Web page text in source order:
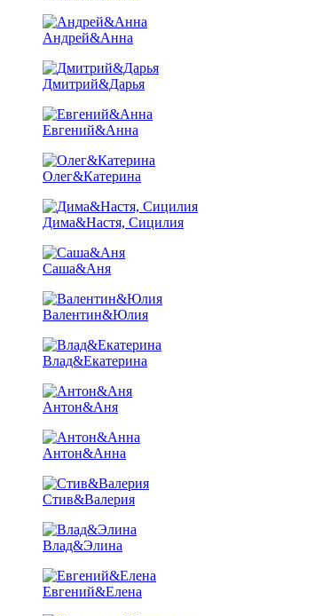
Андрей&Анна
Дмитрий&Дарья
Евгений&Анна
Олег&Катерина
Дима&Настя, Сицилия
Саша&Аня
Валентин&Юлия
Влад&Екатерина
Антон&Аня
Антон&Анна
Стив&Валерия
Влад&Элина
Евгений&Елена